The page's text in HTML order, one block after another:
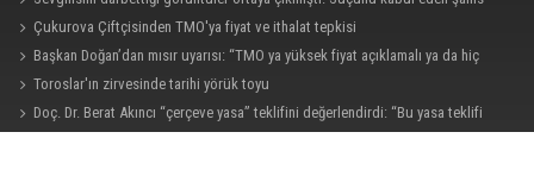
tutuklandı
Çukurova Çiftçisinden TMO'ya fiyat ve ithalat tepkisi
Başkan Doğan’dan mısır uyarısı: “TMO ya yüksek fiyat açıklamalı ya da hiç
açıklamamalı”
Toroslar'ın zirvesinde tarihi yörük toyu
Doç. Dr. Berat Akıncı “çerçeve yasa” teklifini değerlendirdi: “Bu yasa teklifi